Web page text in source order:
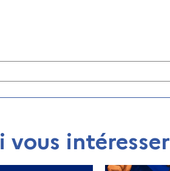
vous intéresser